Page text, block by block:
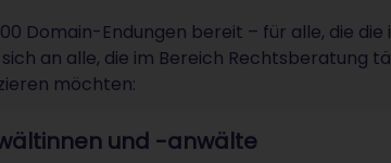
Domain-Endungen bereit – für alle, die die
an alle, die im Bereich Rechtsberatung
möchten:
und -anwälte